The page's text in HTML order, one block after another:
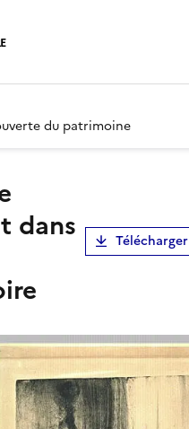
du patrimoine
dans
Télécharger